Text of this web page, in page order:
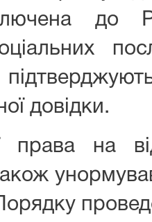
до
довідки.
права на